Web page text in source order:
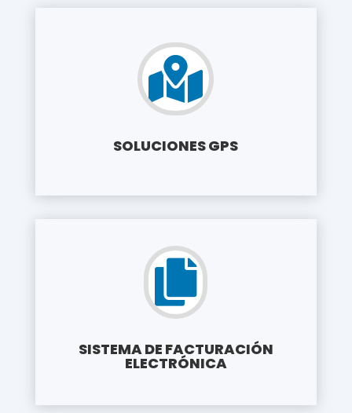

SOLUCIONES GPS

SISTEMA DE FACTURACIÓN
ELECTRÓNICA